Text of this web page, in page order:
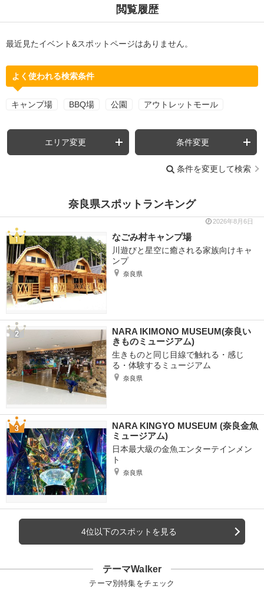
閲覧履歴
最近見たイベント&スポットページはありません。
よく使われる検索条件
キャンプ場 BBQ場 公園 アウトレットモール
エリア変更 条件変更
条件を変更して検索
奈良県スポットランキング
2026年8月6日
なごみ村キャンプ場
川遊びと星空に癒される家族向けキャ
ンプ
奈良県
NARA IKIMONO MUSEUM(奈良い
きものミュージアム)
生きものと同じ目線で触れる・感じ
る・体験するミュージアム
奈良県
NARA KINGYO MUSEUM (奈良金魚
ミュージアム)
日本最大級の金魚エンターテインメン
ト
奈良県
4位以下のスポットを見る
テーマWalker
テーマ別特集をチェック